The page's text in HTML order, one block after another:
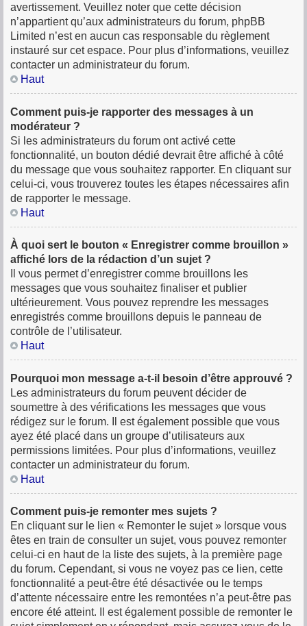
avertissement. Veuillez noter que cette décision
n’appartient qu’aux administrateurs du forum, phpBB
Limited n’est en aucun cas responsable du règlement
instauré sur cet espace. Pour plus d’informations, veuillez
contacter un administrateur du forum.
Haut
Comment puis-je rapporter des messages à un
modérateur ?
Si les administrateurs du forum ont activé cette
fonctionnalité, un bouton dédié devrait être affiché à côté
du message que vous souhaitez rapporter. En cliquant sur
celui-ci, vous trouverez toutes les étapes nécessaires afin
de rapporter le message.
Haut
À quoi sert le bouton « Enregistrer comme brouillon »
affiché lors de la rédaction d’un sujet ?
Il vous permet d’enregistrer comme brouillons les
messages que vous souhaitez finaliser et publier
ultérieurement. Vous pouvez reprendre les messages
enregistrés comme brouillons depuis le panneau de
contrôle de l’utilisateur.
Haut
Pourquoi mon message a-t-il besoin d’être approuvé ?
Les administrateurs du forum peuvent décider de
soumettre à des vérifications les messages que vous
rédigez sur le forum. Il est également possible que vous
ayez été placé dans un groupe d’utilisateurs aux
permissions limitées. Pour plus d’informations, veuillez
contacter un administrateur du forum.
Haut
Comment puis-je remonter mes sujets ?
En cliquant sur le lien « Remonter le sujet » lorsque vous
êtes en train de consulter un sujet, vous pouvez remonter
celui-ci en haut de la liste des sujets, à la première page
du forum. Cependant, si vous ne voyez pas ce lien, cette
fonctionnalité a peut-être été désactivée ou le temps
d’attente nécessaire entre les remontées n’a peut-être pas
encore été atteint. Il est également possible de remonter le